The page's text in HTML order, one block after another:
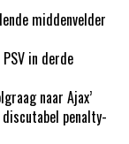
middenvelder
in derde
naar Ajax’
penalty-